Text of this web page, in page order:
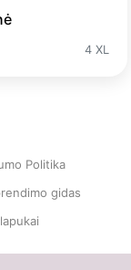
4 XL
Politika
gidas